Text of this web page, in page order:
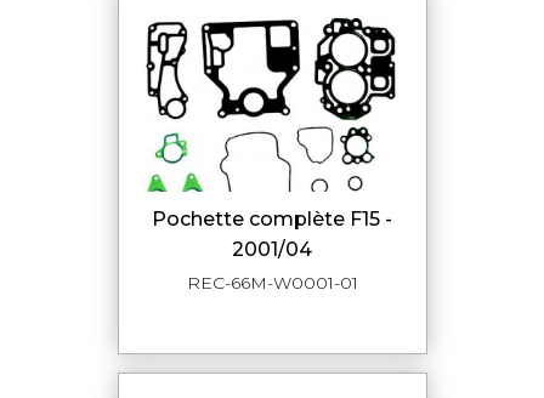
pochette complète F15 -
2001/04
REC-66M-W0001-01